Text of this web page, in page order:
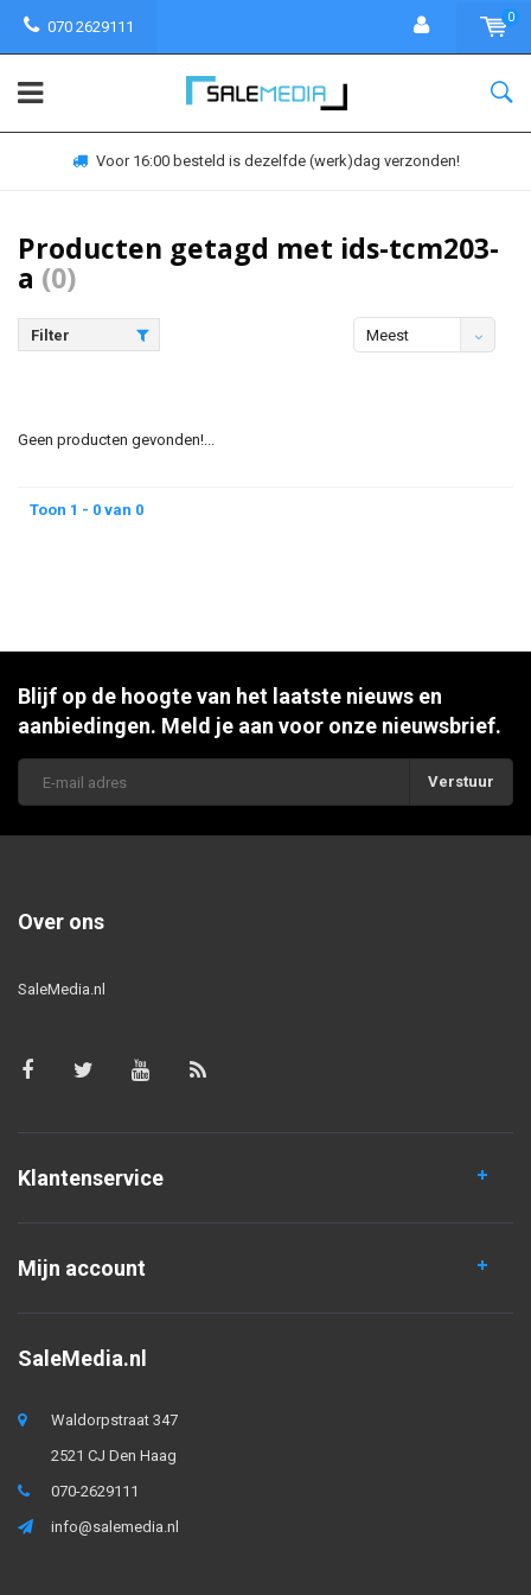
070 2629111
0
Voor 16:00 besteld is dezelfde (werk)dag verzonden!
Producten getagd met ids-tcm203-
a (0)
Filter
Meest
Geen producten gevonden!...
Toon 1 - 0 van 0
Blijf op de hoogte van het laatste nieuws en
aanbiedingen. Meld je aan voor onze nieuwsbrief.
Verstuur
Over ons
SaleMedia.nl
Klantenservice
Mijn account
SaleMedia.nl
Waldorpstraat 347
2521 CJ Den Haag
070-2629111
info@salemedia.nl